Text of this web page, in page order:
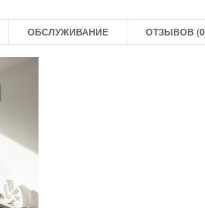
ОБСЛУЖИВАНИЕ ОТЗЫВОВ